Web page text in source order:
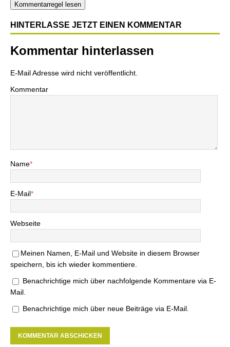
Kommentarregel lesen
HINTERLASSE JETZT EINEN KOMMENTAR
Kommentar hinterlassen
E-Mail Adresse wird nicht veröffentlicht.
Kommentar
Name*
E-Mail*
Webseite
Meinen Namen, E-Mail und Website in diesem Browser
speichern, bis ich wieder kommentiere.
Benachrichtige mich über nachfolgende Kommentare via E-
Mail.
Benachrichtige mich über neue Beiträge via E-Mail.